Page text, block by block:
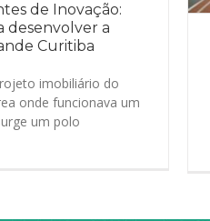
de Inovação:
desenvolver a
Curitiba
imobiliário do
onde funcionava um
um polo